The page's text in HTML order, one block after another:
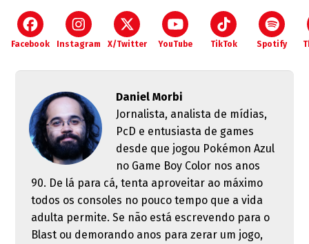
Facebook Instagram X/Twitter YouTube TikTok Spotify
Daniel Morbi
Jornalista, analista de mídias,
PcD e entusiasta de games
desde que jogou Pokémon Azul
no Game Boy Color nos anos
90. De lá para cá, tenta aproveitar ao máximo
todos os consoles no pouco tempo que a vida
adulta permite. Se não está escrevendo para o
Blast ou demorando anos para zerar um jogo,